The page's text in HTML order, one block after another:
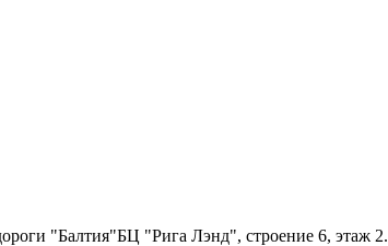
"Балтия"БЦ "Рига Лэнд", строение 6, этаж 2.